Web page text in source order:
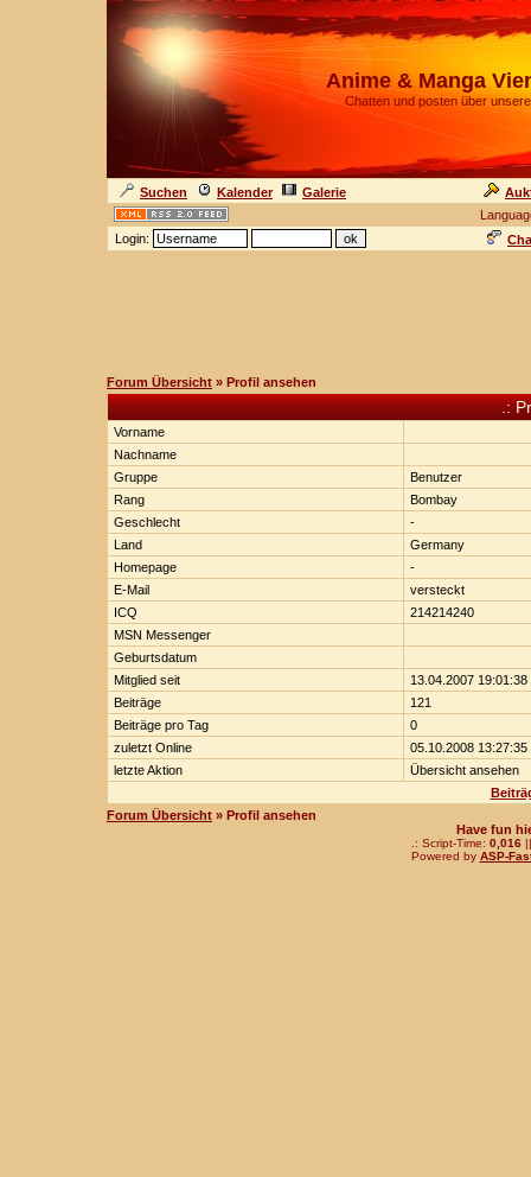
Anime & Manga
Chatten und posten über
Suchen Kalender Galerie
Login:
Forum Übersicht » Profil ansehen
.:
Vorname
Nachname
Gruppe
Benutzer
Rang
Bombay
Geschlecht
-
Land
Germany
Homepage
-
E-Mail
versteckt
ICQ
214214240
MSN Messenger
Geburtsdatum
Mitglied seit
13.04.2007 19:01:38
Beiträge
121
Beiträge pro Tag
0
zuletzt Online
05.10.2008 13:27:35
letzte Aktion
Übersicht ansehen
Forum Übersicht » Profil ansehen
Have fun
.: Script-Time: 0,016||
Powered by ASP-